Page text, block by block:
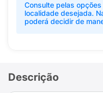
Consulte pelas
localidade desejada.
poderá decidir de
Descrição